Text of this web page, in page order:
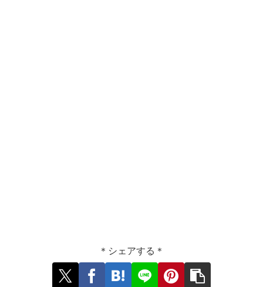
＊シェアする＊